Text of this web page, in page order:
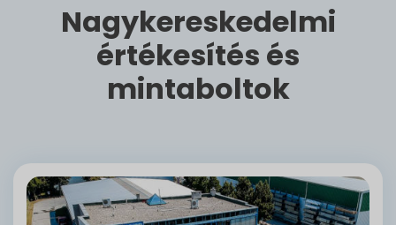
Nagykereskedelmi
értékesítés és
mintaboltok